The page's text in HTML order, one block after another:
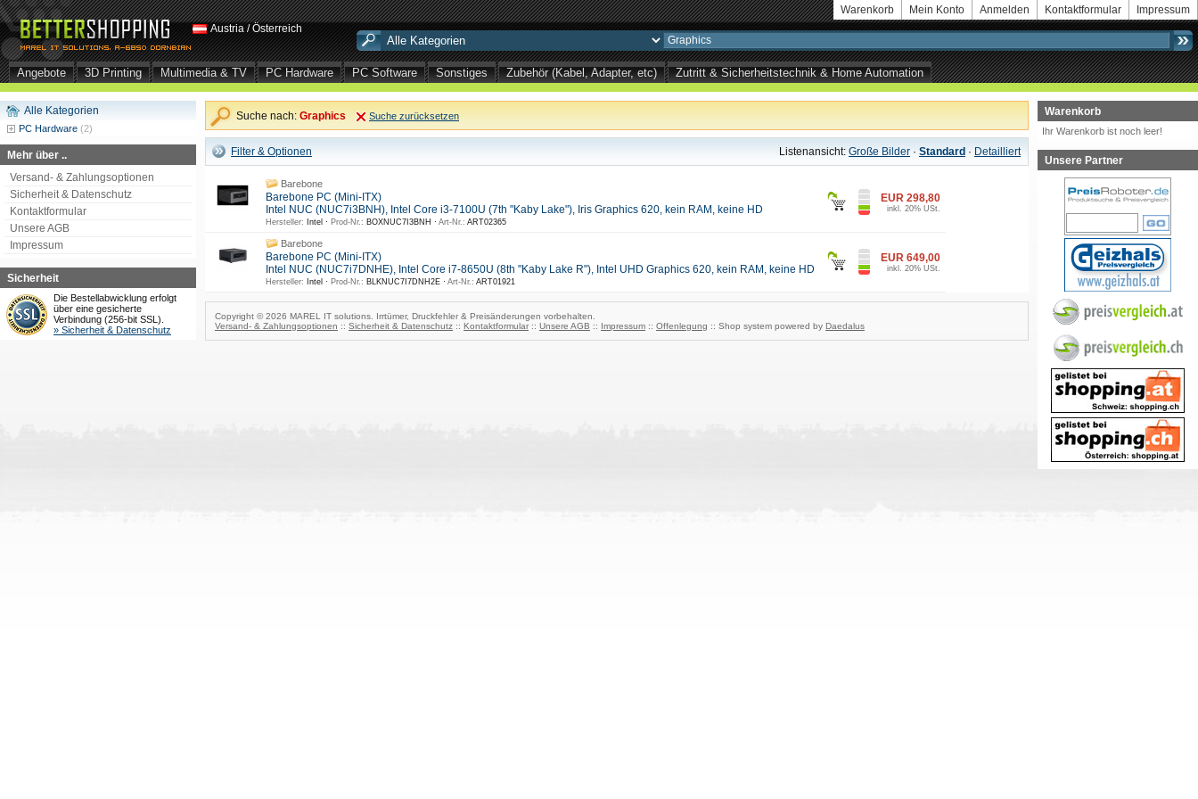
Austria / Österreich
Warenkorb Mein Konto Anmelden Kontaktformular Impressum
Angebote 3D Printing Multimedia & TV PC Hardware PC Software Sonstiges Zubehör (Kabel, Adapter, etc) Zutritt & Sicherheitstechnik & Home Automation
Alle Kategorien
PC Hardware (2)
Mehr über ..
Versand- & Zahlungsoptionen
Sicherheit & Datenschutz
Kontaktformular
Unsere AGB
Impressum
Sicherheit
Die Bestellabwicklung erfolgt
über eine gesicherte
Verbindung (256-bit SSL).
» Sicherheit & Datenschutz
Suche nach: Graphics Suche zurücksetzen
Listenansicht: Große Bilder · Standard · Detailliert
Filter & Optionen
Barebone
Barebone PC (Mini-ITX)
Intel NUC (NUC7i3BNH), Intel Core i3-7100U (7th "Kaby Lake"), Iris Graphics 620, kein RAM, keine HD
Hersteller: Intel · Prod-Nr.: BOXNUC7I3BNH · Art-Nr.: ART02365
EUR 298,80
inkl. 20% USt.
Barebone
Barebone PC (Mini-ITX)
Intel NUC (NUC7i7DNHE), Intel Core i7-8650U (8th "Kaby Lake R"), Intel UHD Graphics 620, kein RAM, keine HD
Hersteller: Intel · Prod-Nr.: BLKNUC7I7DNH2E · Art-Nr.: ART01921
EUR 649,00
inkl. 20% USt.
Copyright © 2026 MAREL IT solutions. Irrtümer, Druckfehler & Preisänderungen vorbehalten.
Versand- & Zahlungsoptionen :: Sicherheit & Datenschutz :: Kontaktformular :: Unsere AGB :: Impressum :: Offenlegung :: Shop system powered by Daedalus
Warenkorb
Ihr Warenkorb ist noch leer!
Unsere Partner